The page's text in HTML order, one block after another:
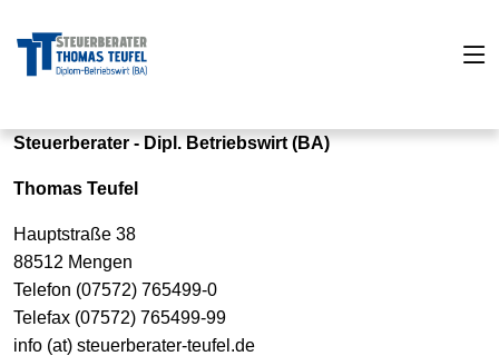
Steuerberater - Dipl. Betriebswirt (BA)
Thomas Teufel
Hauptstraße 38
88512 Mengen
Telefon (07572) 765499-0
Telefax (07572) 765499-99
info (at) steuerberater-teufel.de